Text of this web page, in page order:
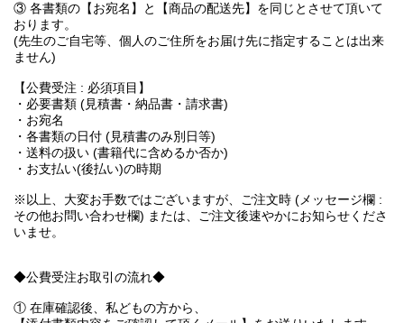
③ 各書類の【お宛名】と【商品の配送先】を同じとさせて頂いて
おります。
(先生のご自宅等、個人のご住所をお届け先に指定することは出来
ません)
【公費受注 : 必須項目】
・必要書類 (見積書・納品書・請求書)
・お宛名
・各書類の日付 (見積書のみ別日等)
・送料の扱い (書籍代に含めるか否か)
・お支払い(後払い)の時期
※以上、大変お手数ではございますが、ご注文時 (メッセージ欄 :
その他お問い合わせ欄) または、ご注文後速やかにお知らせくださ
いませ。
◆公費受注お取引の流れ◆
① 在庫確認後、私どもの方から、